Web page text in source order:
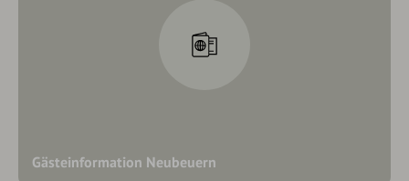
Gästeinformation Neubeuern